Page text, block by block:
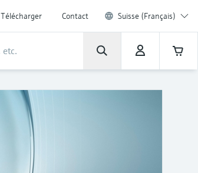
Télécharger Contact Suisse (Français)